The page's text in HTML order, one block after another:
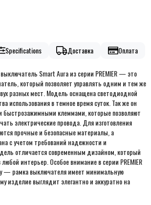
Specifications Доставка Оплата
Smart Aura из серии PREMIER — это
который позволяет управлять одним и тем же
разных мест. Модель оснащена светодиодной
использования в темное время суток. Так же он
быстрозажимными клеммами, которые позволяют
электрические провода. Для изготовления
прочные и безопасные материалы, а
с учетом требований надежности и
отличается современным дизайном, который
интерьер. Особое внимание в серии PREMIER
— рамка выключателя имеет минимальную
изделие выглядит элегантно и аккуратно на